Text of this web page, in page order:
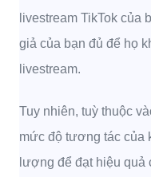
livestream TikTok của
giả của bạn đủ để họ
livestream.
Tuy nhiên, tuỳ thuộc
mức độ tương tác của
lượng để đạt hiệu quả